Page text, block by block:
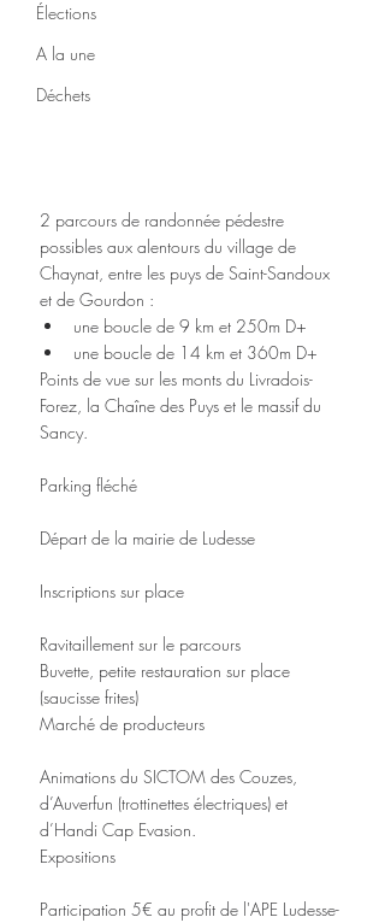
Élections
A la une
Déchets
2 parcours de randonnée pédestre
possibles aux alentours du village de
Chaynat, entre les puys de Saint-Sandoux
et de Gourdon :
une boucle de 9 km et 250m D+
une boucle de 14 km et 360m D+
Points de vue sur les monts du Livradois-
Forez, la Chaîne des Puys et le massif du
Sancy.
Parking fléché
Départ de la mairie de Ludesse
Inscriptions sur place
Ravitaillement sur le parcours
Buvette, petite restauration sur place
(saucisse frites)
Marché de producteurs
Animations du SICTOM des Couzes,
d’Auverfun (trottinettes électriques) et
d’Handi Cap Evasion.
Expositions
Participation 5€ au profit de l'APE Ludesse-